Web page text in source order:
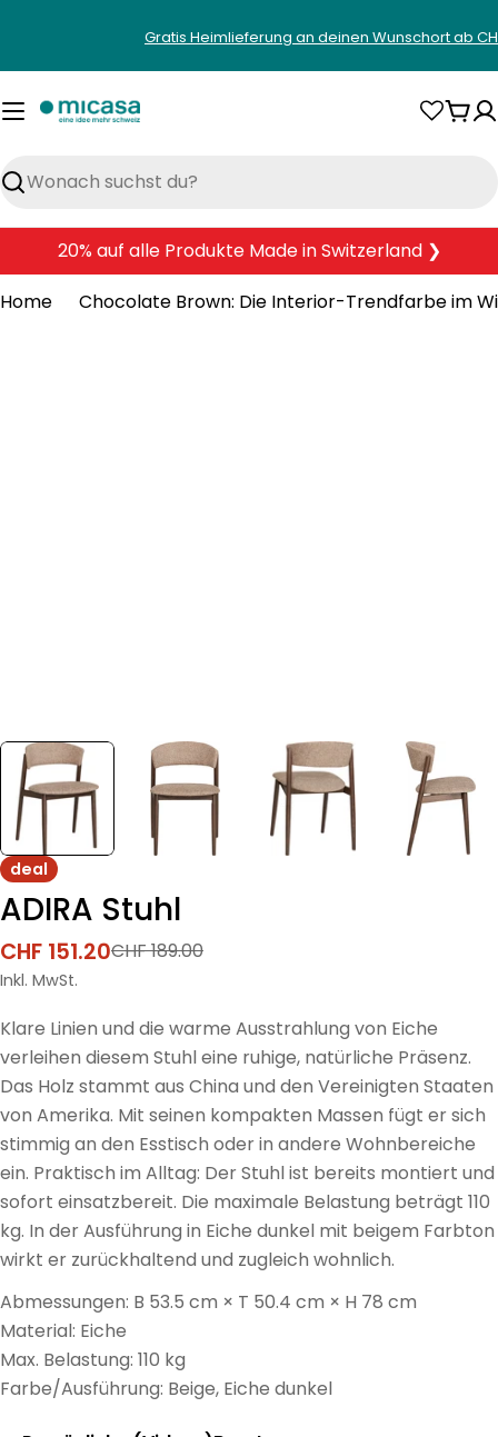
springen
Gratis Heimlieferung an deinen Wunschort ab
Suchen
20% auf alle Produkte Made in Switzerland ❯
Home
Chocolate Brown: Die Interior-Trendfarbe im
deal
ADIRA Stuhl
Verkaufspreis
CHF 151.20
Regulärer
Preis
CHF 189.00
Inkl. MwSt.
Klare Linien und die warme Ausstrahlung von Eiche
verleihen diesem Stuhl eine ruhige, natürliche Präsenz.
Das Holz stammt aus China und den Vereinigten Staaten
von Amerika. Mit seinen kompakten Massen fügt er sich
stimmig an den Esstisch oder in andere Wohnbereiche
ein. Praktisch im Alltag: Der Stuhl ist bereits montiert und
sofort einsatzbereit. Die maximale Belastung beträgt 110
kg. In der Ausführung in Eiche dunkel mit beigem Farbton
wirkt er zurückhaltend und zugleich wohnlich.
Abmessungen: B 53.5 cm × T 50.4 cm × H 78 cm
Material: Eiche
Max. Belastung: 110 kg
Farbe/Ausführung: Beige, Eiche dunkel